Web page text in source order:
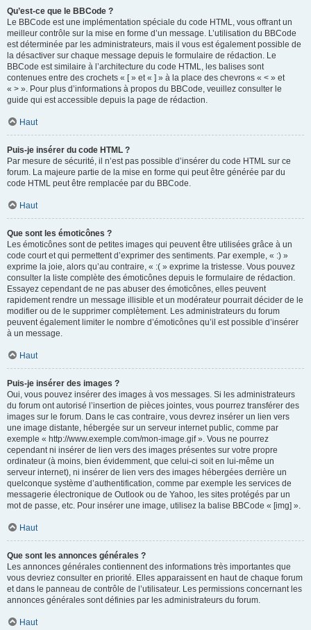
Qu’est-ce que le BBCode ?
Le BBCode est une implémentation spéciale du code HTML, vous offrant un
meilleur contrôle sur la mise en forme d’un message. L’utilisation du BBCode
est déterminée par les administrateurs, mais il vous est également possible de
la désactiver sur chaque message depuis le formulaire de rédaction. Le
BBCode est similaire à l’architecture du code HTML, les balises sont
contenues entre des crochets « [ » et « ] » à la place des chevrons « < » et
« > ». Pour plus d’informations à propos du BBCode, veuillez consulter le
guide qui est accessible depuis la page de rédaction.
Haut
Puis-je insérer du code HTML ?
Par mesure de sécurité, il n’est pas possible d’insérer du code HTML sur ce
forum. La majeure partie de la mise en forme qui peut être générée par du
code HTML peut être remplacée par du BBCode.
Haut
Que sont les émoticônes ?
Les émoticônes sont de petites images qui peuvent être utilisées grâce à un
code court et qui permettent d’exprimer des sentiments. Par exemple, « :) »
exprime la joie, alors qu’au contraire, « :( » exprime la tristesse. Vous pouvez
consulter la liste complète des émoticônes depuis le formulaire de rédaction.
Essayez cependant de ne pas abuser des émoticônes, elles peuvent
rapidement rendre un message illisible et un modérateur pourrait décider de le
modifier ou de le supprimer complètement. Les administrateurs du forum
peuvent également limiter le nombre d’émoticônes qu’il est possible d’insérer
à un message.
Haut
Puis-je insérer des images ?
Oui, vous pouvez insérer des images à vos messages. Si les administrateurs
du forum ont autorisé l’insertion de pièces jointes, vous pourrez transférer des
images sur le forum. Dans le cas contraire, vous devrez insérer un lien vers
une image distante, hébergée sur un serveur internet public, comme par
exemple « http://www.exemple.com/mon-image.gif ». Vous ne pourrez
cependant ni insérer de lien vers des images présentes sur votre propre
ordinateur (à moins, bien évidemment, que celui-ci soit en lui-même un
serveur internet), ni insérer de lien vers des images hébergées derrière un
quelconque système d’authentification, comme par exemple les services de
messagerie électronique de Outlook ou de Yahoo, les sites protégés par un
mot de passe, etc. Pour insérer une image, utilisez la balise BBCode « [img] ».
Haut
Que sont les annonces générales ?
Les annonces générales contiennent des informations très importantes que
vous devriez consulter en priorité. Elles apparaissent en haut de chaque forum
et dans le panneau de contrôle de l’utilisateur. Les permissions concernant les
annonces générales sont définies par les administrateurs du forum.
Haut